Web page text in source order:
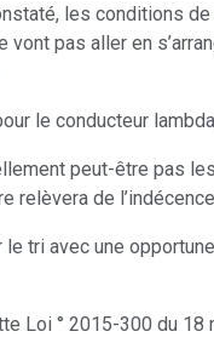
les conditions
pas aller en
le conducteur
peut-être pas
relèvera de
le tri avec une
Loi ° 2015-300 du